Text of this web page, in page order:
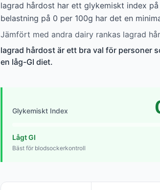
lagrad hårdost har ett glykemiskt index
belastning på 0 per 100g har det en
Jämfört med andra dairy rankas lagrad
lagrad hårdost är ett bra val för personer
en låg-GI diet.
Glykemiskt Index
Lågt GI
Bäst för blodsockerkontroll